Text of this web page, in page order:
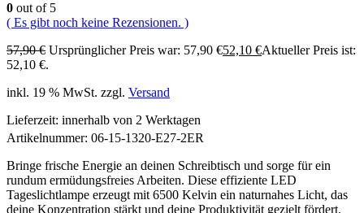
0 out of 5
( Es gibt noch keine Rezensionen. )
57,90€ Ursprünglicher Preis war: 57,90 €52,10 €Aktueller Preis ist:
52,10 €.
inkl. 19 % MwSt. zzgl. Versand
Lieferzeit: innerhalb von 2 Werktagen
Artikelnummer: 06-15-1320-E27-2ER
Bringe frische Energie an deinen Schreibtisch und sorge für ein
rundum ermüdungsfreies Arbeiten. Diese effiziente LED
Tageslichtlampe erzeugt mit 6500 Kelvin ein naturnahes Licht, das
deine Konzentration stärkt und deine Produktivität gezielt fördert.